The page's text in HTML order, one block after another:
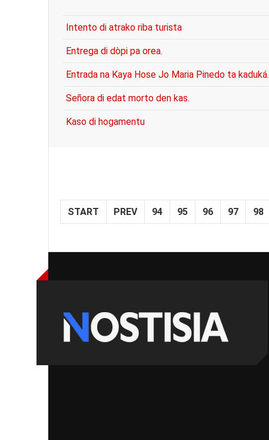
Intento di atrako riba turista
Entrega di dòpi pa orea.
Entrada na Kaya Hose Jo Maria Pinedo ta kaduká.
Señora di edat morto den kas.
Kaso di hogamentu
START PREV 94 95 96 97 98